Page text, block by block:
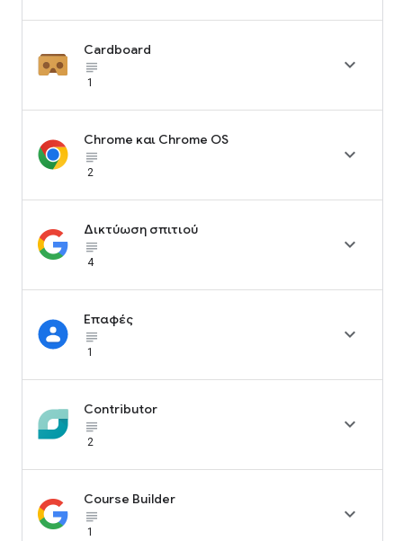
Cardboard
subject_black
1

Chrome και Chrome OS
subject_black
2

Δικτύωση σπιτιού
subject_black
4

Επαφές
subject_black
1

Contributor
subject_black
2

Course Builder
subject_black
1
